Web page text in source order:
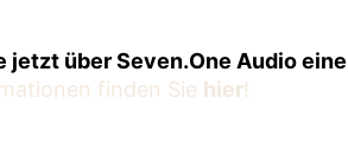
jetzt über Seven.One Audio
finden Sie hier!